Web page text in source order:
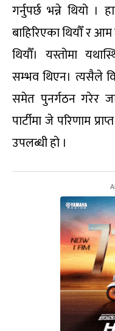
गर्नुपर्छ भन्ने थियो
बाहिरिएका थियौँ र
थियौँ। यस्तोमा
सम्भव थिएन। त्यसैले
समेत पुनर्गठन गरेर
पार्टीमा जे परिणाम
उपलब्धी हो ।